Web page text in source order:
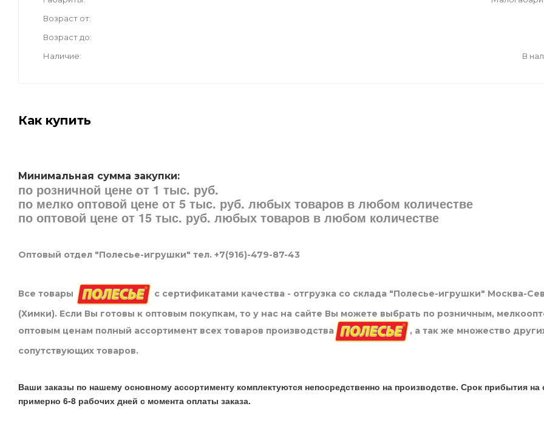
Возраст от
Возраст до
Наличие
В
Как купить
Минимальная сумма закупки:
по розничной цене от 1 тыс. руб.
по мелко оптовой цене от 5 тыс. руб. любых товаров в любом количестве
по оптовой цене от 15 тыс. руб. любых товаров в любом количестве
Оптовый отдел "Полесье-игрушки" тел. +7(916)-479-87-43
Все товары
с сертификатами качества - отгрузка со склада "Полесье-игрушки" Москва-
(Химки). Если Вы готовы к оптовым покупкам, то у нас на сайте Вы можете выбрать по розничным,
оптовым ценам полный ассортимент всех товаров производства
, а так же множество
сопутствующих товаров.
Ваши заказы по нашему основному ассортименту комплектуются непосредственно на производстве. Срок прибытия на
примерно 6-8 рабочих дней с момента оплаты заказа.